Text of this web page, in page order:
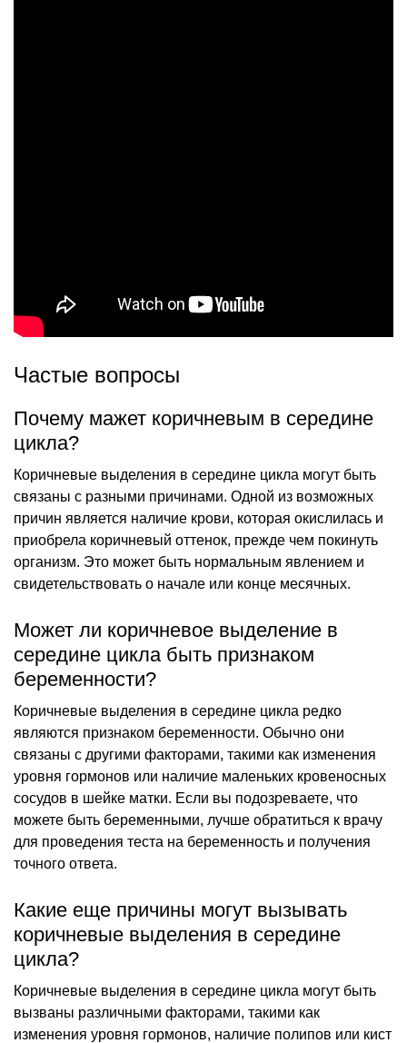
Частые вопросы
Почему мажет коричневым в середине
цикла?
Коричневые выделения в середине цикла могут быть
связаны с разными причинами. Одной из возможных
причин является наличие крови, которая окислилась и
приобрела коричневый оттенок, прежде чем покинуть
организм. Это может быть нормальным явлением и
свидетельствовать о начале или конце месячных.
Может ли коричневое выделение в
середине цикла быть признаком
беременности?
Коричневые выделения в середине цикла редко
являются признаком беременности. Обычно они
связаны с другими факторами, такими как изменения
уровня гормонов или наличие маленьких кровеносных
сосудов в шейке матки. Если вы подозреваете, что
можете быть беременными, лучше обратиться к врачу
для проведения теста на беременность и получения
точного ответа.
Какие еще причины могут вызывать
коричневые выделения в середине
цикла?
Коричневые выделения в середине цикла могут быть
вызваны различными факторами, такими как
изменения уровня гормонов, наличие полипов или кист